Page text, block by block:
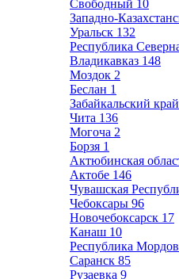
Свободный 10
Западно-
Уральск 132
Республика
Владикавказ 148
Моздок 2
Беслан 1
Забайкальский край
Чита 136
Могоча 2
Борзя 1
Актюбинская
Актобе 146
Чувашская
Чебоксары 96
Новочебоксарск 17
Канаш 10
Республика
Саранск 85
Рузаевка 9